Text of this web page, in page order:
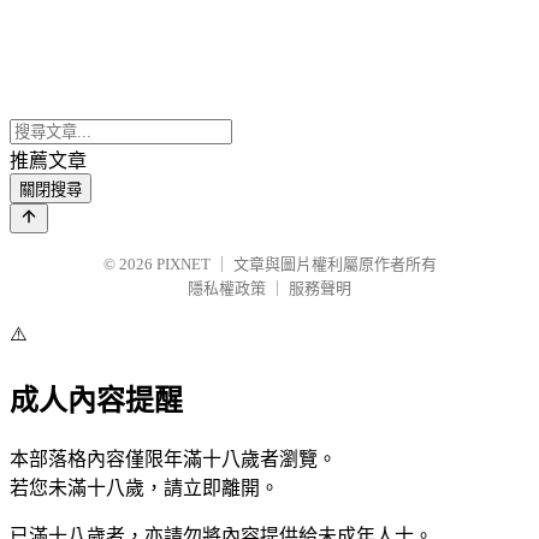
推薦文章
關閉搜尋
© 2026 PIXNET
文章與圖片權利屬原作者所有
隱私權政策
服務聲明
⚠️
成人內容提醒
本部落格內容僅限年滿十八歲者瀏覽。
若您未滿十八歲，請立即離開。